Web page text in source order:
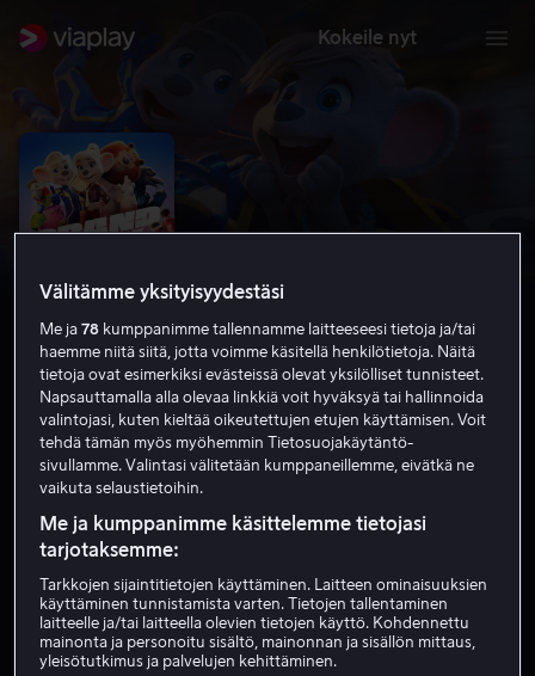
Kokeile nyt
Grand Prix: Euroopan nopein kuski
6.0 Komedia Perhe-elokuva 2025
1 h 35 min
K-7
HD
Vuokraa 4,99 €
Osta 12,99 €
Välitämme yksityisyydestäsi
Me ja78 kumppanimme tallennamme laitteeseesi tietoja ja/tai
haemme niitä siitä, jotta voimme käsitellä henkilötietoja. Näitä
tietoja ovat esimerkiksi evästeissä olevat yksilölliset tunnisteet.
Napsauttamalla alla olevaa linkkiä voit hyväksyä tai hallinnoida
valintojasi, kuten kieltää oikeutettujen etujen käyttämisen. Voit
tehdä tämän myös myöhemmin Tietosuojakäytäntö-
sivullamme. Valintasi välitetään kumppaneillemme, eivätkä ne
vaikuta selaustietoihin.
Me ja kumppanimme käsittelemme tietojasi
tarjotaksemme:
Tarkkojen sijaintitietojen käyttäminen. Laitteen ominaisuuksien
käyttäminen tunnistamista varten. Tietojen tallentaminen
laitteelle ja/tai laitteella olevien tietojen käyttö. Kohdennettu
mainonta ja personoitu sisältö, mainonnan ja sisällön mittaus,
yleisötutkimus ja palvelujen kehittäminen.